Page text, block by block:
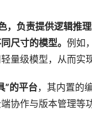
，负责提供逻辑推
尺寸的模型。 例如
量级模型，从而实
”的平台，其内置的
协作与版本管理等功